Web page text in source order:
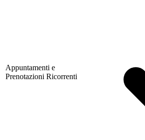
Appuntamenti e
Prenotazioni Ricorrenti